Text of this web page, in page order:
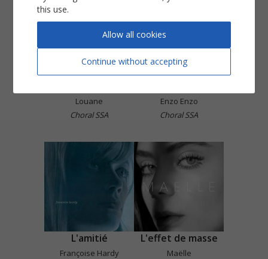
Louane
Choral SSA
Enzo Enzo
Choral SSA
L'amitié
Françoise Hardy
L'effet de masse
Maëlle
this use.
Continue without accepting
Allow all cookies